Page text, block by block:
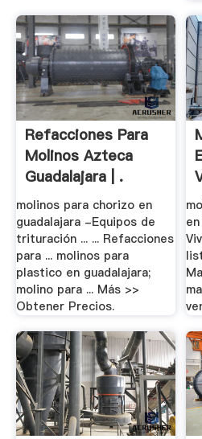
Refacciones Para
Molinos Azteca
Guadalajara | .
molinos para chorizo en
guadalajara -Equipos de
trituración ... ... Refacciones
para ... molinos para
plastico en guadalajara;
molino para ... Más >>
Obtener Precios.